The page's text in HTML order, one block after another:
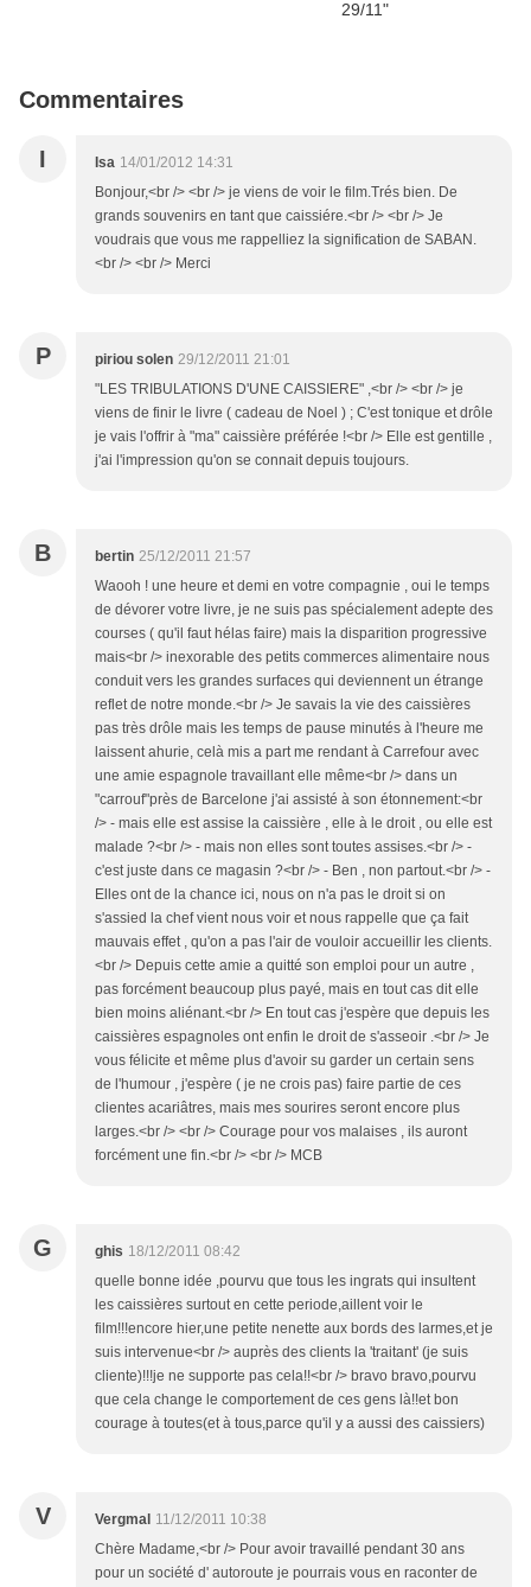
Commentaires
I Isa 14/01/2012 14:31
Bonjour,<br /> <br /> je viens de voir le film.Trés bien. De
grands souvenirs en tant que caissiére.<br /> <br /> Je
voudrais que vous me rappelliez la signification de SABAN.
<br /> <br /> Merci
P piriou solen 29/12/2011 21:01
"LES TRIBULATIONS D'UNE CAISSIERE" ,<br /> <br /> je
viens de finir le livre ( cadeau de Noel ) ; C'est tonique et drôle
je vais l'offrir à "ma" caissière préférée !<br /> Elle est gentille ,
j'ai l'impression qu'on se connait depuis toujours.
B bertin 25/12/2011 21:57
Waooh ! une heure et demi en votre compagnie , oui le temps
de dévorer votre livre, je ne suis pas spécialement adepte des
courses ( qu'il faut hélas faire) mais la disparition progressive
mais<br /> inexorable des petits commerces alimentaire nous
conduit vers les grandes surfaces qui deviennent un étrange
reflet de notre monde.<br /> Je savais la vie des caissières
pas très drôle mais les temps de pause minutés à l'heure me
laissent ahurie, celà mis a part me rendant à Carrefour avec
une amie espagnole travaillant elle même<br /> dans un
"carrouf"près de Barcelone j'ai assisté à son étonnement:<br
/> - mais elle est assise la caissière , elle à le droit , ou elle est
malade ?<br /> - mais non elles sont toutes assises.<br /> -
c'est juste dans ce magasin ?<br /> - Ben , non partout.<br /> -
Elles ont de la chance ici, nous on n'a pas le droit si on
s'assied la chef vient nous voir et nous rappelle que ça fait
mauvais effet , qu'on a pas l'air de vouloir accueillir les clients.
<br /> Depuis cette amie a quitté son emploi pour un autre ,
pas forcément beaucoup plus payé, mais en tout cas dit elle
bien moins aliénant.<br /> En tout cas j'espère que depuis les
caissières espagnoles ont enfin le droit de s'asseoir .<br /> Je
vous félicite et même plus d'avoir su garder un certain sens
de l'humour , j'espère ( je ne crois pas) faire partie de ces
clientes acariâtres, mais mes sourires seront encore plus
larges.<br /> <br /> Courage pour vos malaises , ils auront
forcément une fin.<br /> <br /> MCB
G ghis 18/12/2011 08:42
quelle bonne idée ,pourvu que tous les ingrats qui insultent
les caissières surtout en cette periode,aillent voir le
film!!!encore hier,une petite nenette aux bords des larmes,et je
suis intervenue<br /> auprès des clients la 'traitant' (je suis
cliente)!!!je ne supporte pas cela!!<br /> bravo bravo,pourvu
que cela change le comportement de ces gens là!!et bon
courage à toutes(et à tous,parce qu'il y a aussi des caissiers)
V Vergmal 11/12/2011 10:38
Chère Madame,<br /> Pour avoir travaillé pendant 30 ans
pour un société d' autoroute je pourrais vous en raconter de